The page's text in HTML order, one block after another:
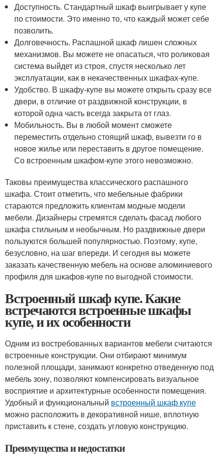
Доступность. Стандартный шкаф выигрывает у купе
по стоимости. Это именно то, что каждый может себе
позволить.
Долговечность. Распашной шкаф лишен сложных
механизмов. Вы можете не опасаться, что роликовая
система выйдет из строя, спустя несколько лет
эксплуатации, как в некачественных шкафах-купе.
Удобство. В шкафу-купе вы можете открыть сразу все
двери, в отличие от раздвижной конструкции, в
которой одна часть всегда закрыта от глаз.
Мобильность. Вы в любой момент сможете
переместить отдельно стоящий шкаф, вывезти го в
новое жилье или переставить в другое помещение.
Со встроенным шкафом-купе этого невозможно.
Таковы преимущества классического распашного
шкафа. Стоит отметить, что мебельные фабрики
стараются предложить клиентам модные модели
мебели. Дизайнеры стремятся сделать фасад любого
шкафа стильным и необычным. Но раздвижные двери
пользуются большей популярностью. Поэтому, купе,
безусловно, на шаг впереди. И сегодня вы можете
заказать качественную мебель на основе алюминиевого
профиля для шкафов-купе по выгодной стоимости.
Встроенный шкаф купе. Какие
встречаются встроенные шкафы
купе, и их особенности
Одним из востребованных вариантов мебели считаются
встроенные конструкции. Они отбирают минимум
полезной площади, занимают конкретно отведенную под
мебель зону, позволяют компенсировать визуальное
восприятие и архитектурные особенности помещения.
Удобный и функциональный встроенный шкаф купе
можно расположить в декоративной нише, вплотную
приставить к стене, создать угловую конструкцию.
Преимущества и недостатки